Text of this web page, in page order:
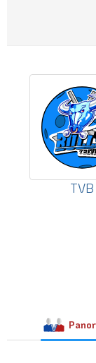
TVB